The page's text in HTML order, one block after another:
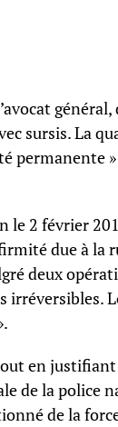
sursis. La
»
le 2 février
due à la
deux
irréversibles.
en
de la police
de la